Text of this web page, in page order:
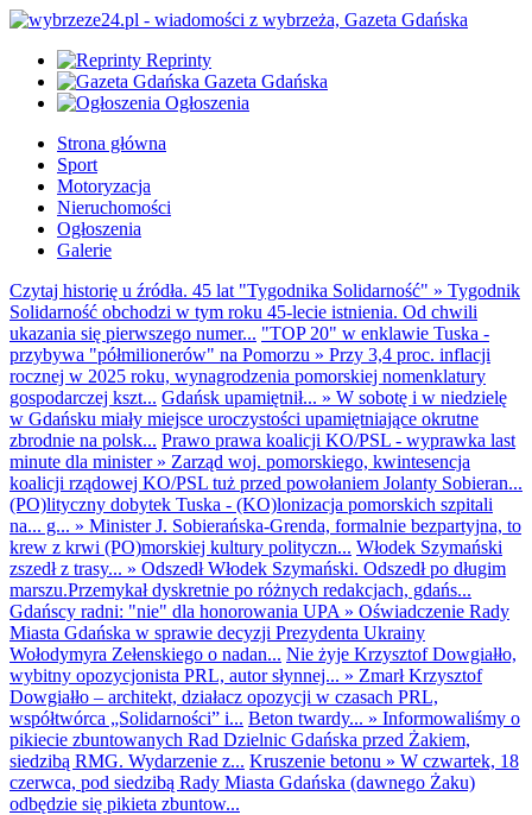
Reprinty
Gazeta Gdańska
Ogłoszenia
Strona główna
Sport
Motoryzacja
Nieruchomości
Ogłoszenia
Galerie
Czytaj historię u źródła. 45 lat "Tygodnika Solidarność" » Tygodnik
Solidarność obchodzi w tym roku 45-lecie istnienia. Od chwili
ukazania się pierwszego numer... "TOP 20" w enklawie Tuska -
przybywa "półmilionerów" na Pomorzu » Przy 3,4 proc. inflacji
rocznej w 2025 roku, wynagrodzenia pomorskiej nomenklatury
gospodarczej kszt... Gdańsk upamiętnił... » W sobotę i w niedzielę
w Gdańsku miały miejsce uroczystości upamiętniające okrutne
zbrodnie na polsk... Prawo prawa koalicji KO/PSL - wyprawka last
minute dla minister» Zarząd woj. pomorskiego, kwintesencja
koalicji rządowej KO/PSL tuż przed powołaniem Jolanty Sobieran...
(PO)lityczny dobytek Tuska - (KO)lonizacja pomorskich szpitali
na... g... » Minister J. Sobierańska-Grenda, formalnie bezpartyjna, to
krew z krwi (PO)morskiej kultury polityczn... Włodek Szymański
zszedł z trasy... » Odszedł Włodek Szymański. Odszedł po długim
marszu.Przemykał dyskretnie po różnych redakcjach, gdańs...
Gdańscy radni: "nie" dla honorowania UPA » Oświadczenie Rady
Miasta Gdańska w sprawie decyzji Prezydenta Ukrainy
Wołodymyra Zełenskiego o nadan... Nie żyje Krzysztof Dowgiałło,
wybitny opozycjonista PRL, autor słynnej... » Zmarł Krzysztof
Dowgiałło – architekt, działacz opozycji w czasach PRL,
współtwórca „Solidarności” i... Beton twardy... » Informowaliśmy o
pikiecie zbuntowanych Rad Dzielnic Gdańska przed Żakiem,
siedzibą RMG. Wydarzenie z... Kruszenie betonu » W czwartek, 18
czerwca, pod siedzibą Rady Miasta Gdańska (dawnego Żaku)
odbędzie się pikieta zbuntow...